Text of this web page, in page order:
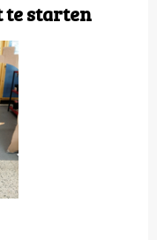
te starten